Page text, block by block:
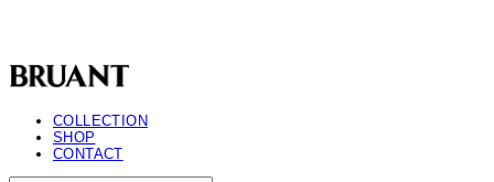
COLLECTION
SHOP
CONTACT